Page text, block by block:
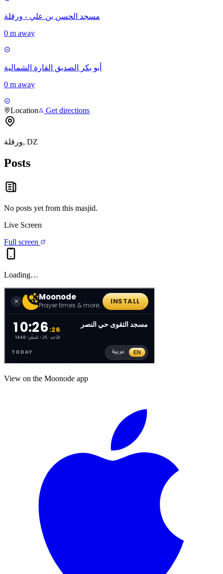
مسجد الحسن بن علي - ورقلة
0 m away
أبو بكر الصديق القارة الشمالية
0 m away
Location Get directions
ورقلة, DZ
Posts
No posts yet from this masjid.
Live Screen
Full screen
Loading…
View on the Moonode app